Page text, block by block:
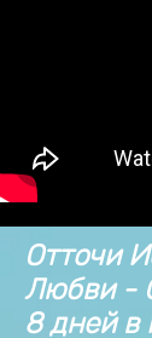
Отточи
Любви -
8 дней в